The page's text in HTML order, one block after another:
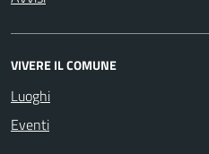
VIVERE IL COMUNE
Luoghi
Eventi